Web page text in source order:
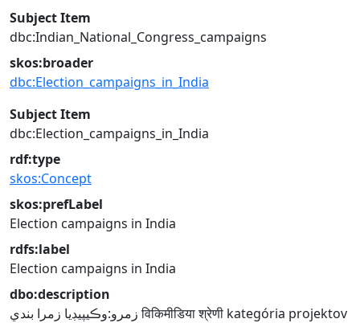
Subject Item
dbc:Indian_National_Congress_campaigns
skos:broader
dbc:Election_campaigns_in_India
Subject Item
dbc:Election_campaigns_in_India
rdf:type
skos:Concept
skos:prefLabel
Election campaigns in India
rdfs:label
Election campaigns in India
dbo:description
زمرو:وڪيپيڊيا زمرا بندي विकिमीडिया श्रेणी kategória projektov